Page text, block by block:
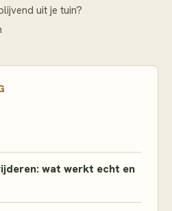
uit je tuin?
wat werkt echt en